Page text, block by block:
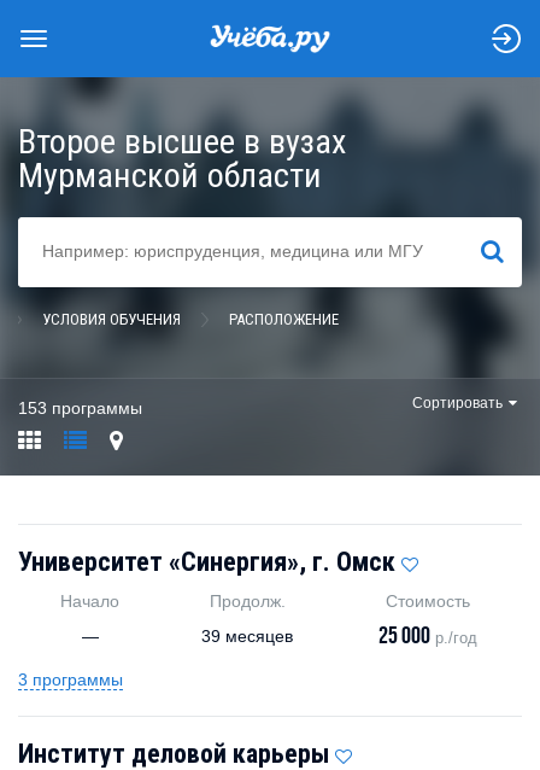
Второе высшее в вузах
Мурманской области
НАЙТИ
УСЛОВИЯ ОБУЧЕНИЯ РАСПОЛОЖЕНИЕ
153 программы Сортировать
Университет «Синергия», г. Омск
Начало
—
Продолж.
39 месяцев
Стоимость
25 000р./год
3 программы
Институт деловой карьеры